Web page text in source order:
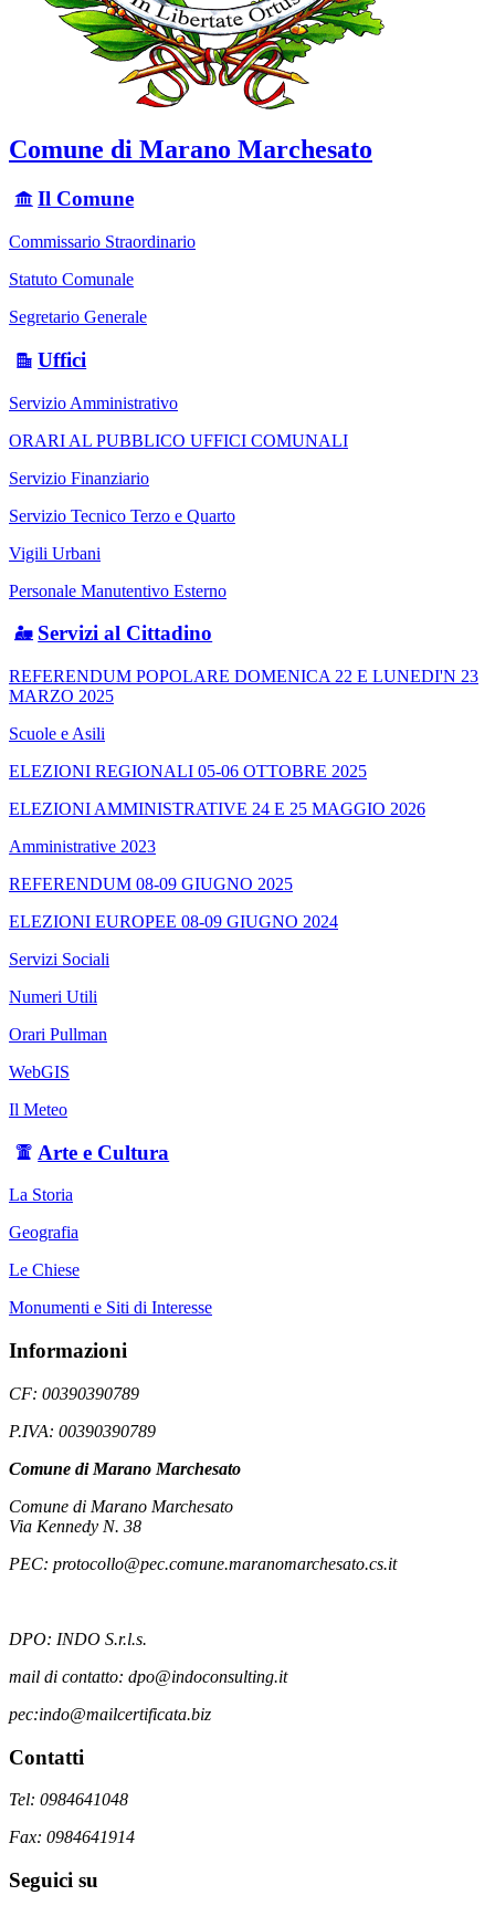
Comune di Marano Marchesato
Il Comune
Commissario Straordinario
Statuto Comunale
Segretario Generale
Uffici
Servizio Amministrativo
ORARI AL PUBBLICO UFFICI COMUNALI
Servizio Finanziario
Servizio Tecnico Terzo e Quarto
Vigili Urbani
Personale Manutentivo Esterno
Servizi al Cittadino
REFERENDUM POPOLARE DOMENICA 22 E LUNEDI'N 23
MARZO 2025
Scuole e Asili
ELEZIONI REGIONALI 05-06 OTTOBRE 2025
ELEZIONI AMMINISTRATIVE 24 E 25 MAGGIO 2026
Amministrative 2023
REFERENDUM 08-09 GIUGNO 2025
ELEZIONI EUROPEE 08-09 GIUGNO 2024
Servizi Sociali
Numeri Utili
Orari Pullman
WebGIS
Il Meteo
Arte e Cultura
La Storia
Geografia
Le Chiese
Monumenti e Siti di Interesse
Informazioni
CF: 00390390789
P.IVA: 00390390789
Comune di Marano Marchesato
Comune di Marano Marchesato
Via Kennedy N. 38
PEC: protocollo@pec.comune.maranomarchesato.cs.it
DPO: INDO S.r.l.s.
mail di contatto: dpo@indoconsulting.it
pec:indo@mailcertificata.biz
Contatti
Tel: 0984641048
Fax: 0984641914
Seguici su